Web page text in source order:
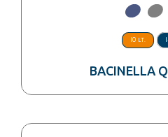
10 LT.
BACINELLA